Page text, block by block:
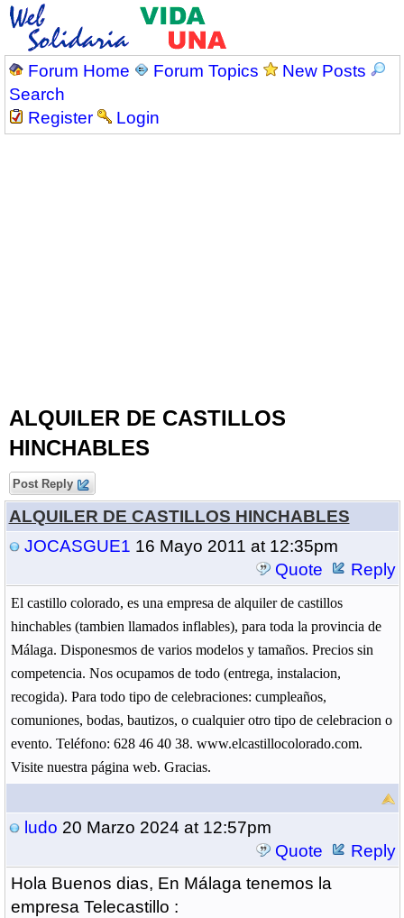
Forum Home Forum Topics
New Posts
Search
Register
Login
ALQUILER DE CASTILLOS
HINCHABLES
Post Reply
ALQUILER DE CASTILLOS HINCHABLES
JOCASGUE1 16 Mayo 2011 at 12:35pm
Quote
Reply
El castillo colorado, es una empresa de alquiler de castillos
hinchables (tambien llamados inflables), para toda la provincia de
Málaga. Disponesmos de varios modelos y tamaños. Precios sin
competencia. Nos ocupamos de todo (entrega, instalacion,
recogida). Para todo tipo de celebraciones: cumpleaños,
comuniones, bodas, bautizos, o cualquier otro tipo de celebracion o
evento. Teléfono: 628 46 40 38. www.elcastillocolorado.com.
Visite nuestra página web. Gracias.
ludo 20 Marzo 2024 at 12:57pm
Quote
Reply
Hola Buenos dias, En Málaga tenemos la
empresa Telecastillo :